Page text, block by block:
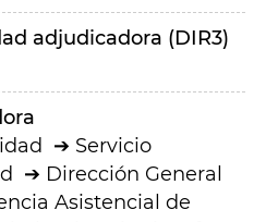
adjudicadora (DIR3)
Servicio
Dirección General
Asistencial de